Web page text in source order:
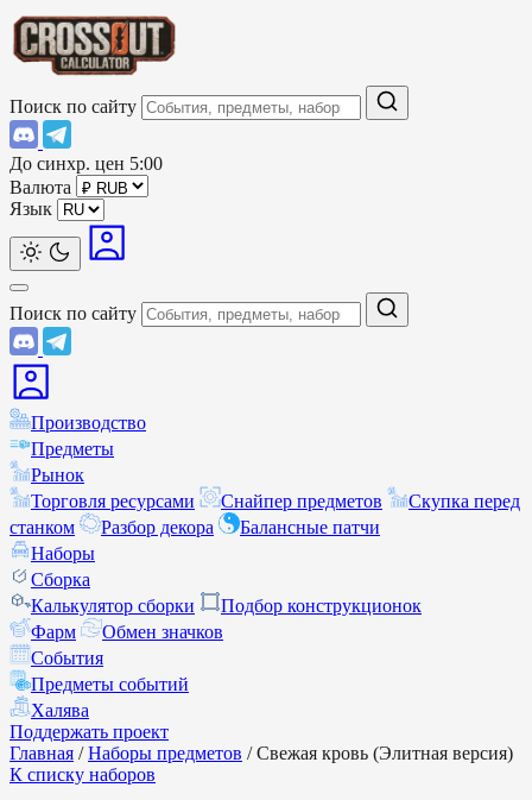
Поиск по сайту
До синхр. цен 5:00
Валюта
Язык
Поиск по сайту
Производство
Предметы
Рынок
Торговля ресурсами
Снайпер предметов
Скупка перед
станком
Разбор декора
Балансные патчи
Наборы
Сборка
Калькулятор сборки
Подбор конструкционок
Фарм
Обмен значков
События
Предметы событий
Халява
Поддержать проект
Главная / Наборы предметов / Свежая кровь (Элитная версия)
К списку наборов